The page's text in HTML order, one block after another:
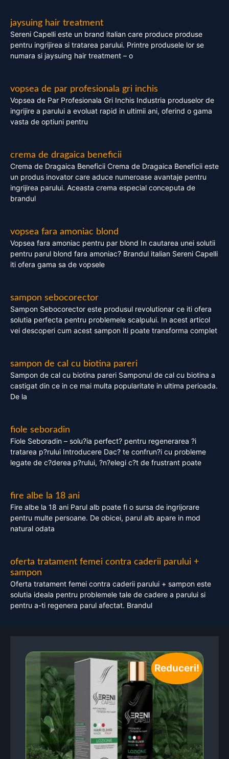
jaysuing hair treatment
Sereni Capelli este un brand italian care produce produse
pentru ingrijirea si tratarea parului. Printre produsele lor se
numara si jaysuing hair treatment – o
vopsea de par profesionala gri inchis
Vopsea de Par Profesionala Gri Inchis Industria produselor de
ingrijire a parului a evoluat rapid in ultimii ani, oferind o gama
vasta de optiuni pentru
crema de dragaica beneficii
Crema de Dragaica Beneficii Crema de Dragaica Beneficii este
un produs inovator care aduce numeroase avantaje pentru
ingrijirea parului. Aceasta crema especial conceputa de
brandul
vopsea fara amoniac blond
Vopsea fara amoniac pentru par blond In cautarea unei solutii
pentru parul blond fara amoniac? Brandul italian Sereni Capelli
iti ofera gama sa de vopsele
sampon sebocorector
Sampon Sebocorector este produsul revolutionar ce iti ofera
solutia perfecta pentru problemele scalpului. In acest articol
vei descoperi cum acest sampon iti poate transforma complet
sampon de cal cu biotina pareri
Sampon de cal cu biotina pareri Samponul de cal cu biotina a
castigat din ce in ce mai multa popularitate in ultima perioada.
De la
fiole seboradin
Fiole Seboradin – solu?ia perfect? pentru regenerarea ?i
tratarea p?rului Introducere Dac? te confrun?i cu probleme
legate de c?derea p?rului, ?n?elegi c?t de frustrant poate
fire albe la 18 ani
Fire albe la 18 ani Parul alb poate fi o sursa de ingrijorare
pentru multe persoane. De obicei, parul alb apare in mod
natural odata
oferta tratament femei contra caderii parului +
sampon
Oferta tratament femei contra caderii parului + sampon este
solutia ideala pentru problemele tale de cadere a parului si
pentru a-ti regenera parul afectat. Brandul
Reduceri!